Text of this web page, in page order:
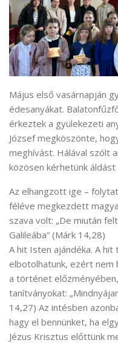
Május első vasárnapján
édesanyákat.
érkeztek a gyülekezeti
József megköszönte,
meghívást. Hálával szólt
közösen kérhetünk
Az elhangzott ige –
féléve megkezdett
szava volt: „De miután
Galileába” (Márk 14,28)
A hit Isten ajándéka. A
elbotolhatunk, ezért nem
a történet
tanítványokat:
14,27) Az intésben
hagy el bennünket, ha
Jézus Krisztus előttünk